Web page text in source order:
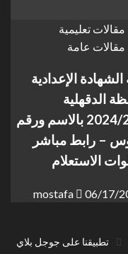
مقالات تعليمية
مقالات عامة
الشهادة الإعدادية
الدقهلية
2024/2025 بالاسم ورقم
– رابط مباشر
الاستعلام
mostafa 06/17/
تطبيقنا على جوجل بلاي